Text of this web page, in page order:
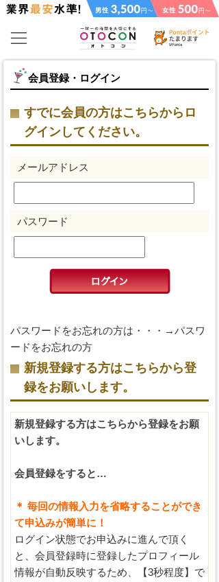
会員登録・ログイン
すでに会員の方はこちらからロ
グインしてください。
メールアドレス
パスワード
パスワードをお忘れの方は・・・→パスワ
ードをお忘れの方
新規登録する方はこちらから登
録をお願いします。
新規登録する方はこちらから登録をお願
いします。
会員登録をすると…
＊ 毎回の情報入力を省略することができ
て申込みが簡単に！
ログイン状態でお申込みに進んで頂く
と、会員登録時に登録したプロフィール
情報が自動反映するため、【3秒程度】で